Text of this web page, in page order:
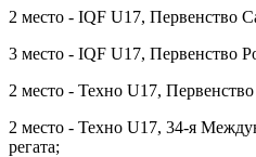
2 место - IQF U17, Первенство
3 место - IQF U17, Первенство
2 место - Техно U17,
2 место - Техно U17, 34-я
регата;